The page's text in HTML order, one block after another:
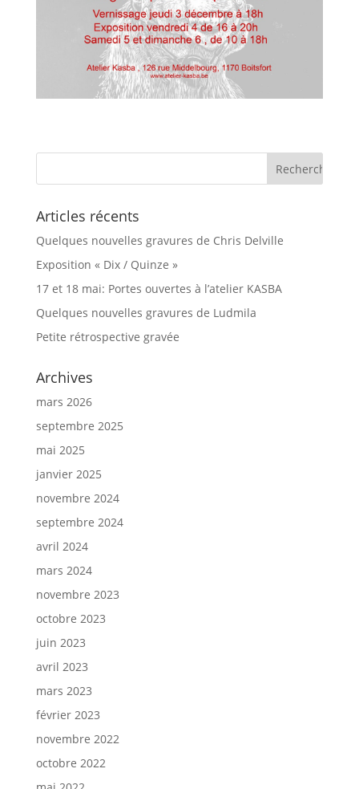
Articles récents
Quelques nouvelles gravures de Chris Delville
Exposition « Dix / Quinze »
17 et 18 mai: Portes ouvertes à l’atelier KASBA
Quelques nouvelles gravures de Ludmila
Petite rétrospective gravée
Archives
mars 2026
septembre 2025
mai 2025
janvier 2025
novembre 2024
septembre 2024
avril 2024
mars 2024
novembre 2023
octobre 2023
juin 2023
avril 2023
mars 2023
février 2023
novembre 2022
octobre 2022